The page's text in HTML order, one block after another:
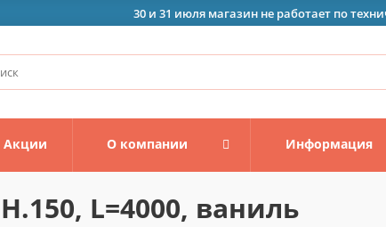
30 и 31 июля магазин не работает по
Акции О компании Информация
L=4000, ваниль